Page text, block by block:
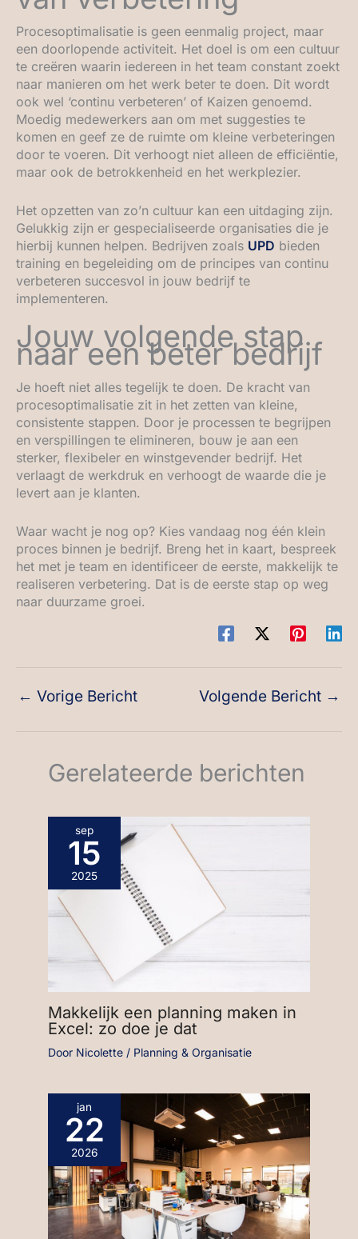
Procesoptimalisatie is geen eenmalig project, maar
een doorlopende activiteit. Het doel is om een cultuur
te creëren waarin iedereen in het team constant zoekt
naar manieren om het werk beter te doen. Dit wordt
ook wel ‘continu verbeteren’ of Kaizen genoemd.
Moedig medewerkers aan om met suggesties te
komen en geef ze de ruimte om kleine verbeteringen
door te voeren. Dit verhoogt niet alleen de efficiëntie,
maar ook de betrokkenheid en het werkplezier.
Het opzetten van zo’n cultuur kan een uitdaging zijn.
Gelukkig zijn er gespecialiseerde organisaties die je
hierbij kunnen helpen. Bedrijven zoals UPD bieden
training en begeleiding om de principes van continu
verbeteren succesvol in jouw bedrijf te
implementeren.
Jouw volgende stap
naar een beter bedrijf
Je hoeft niet alles tegelijk te doen. De kracht van
procesoptimalisatie zit in het zetten van kleine,
consistente stappen. Door je processen te begrijpen
en verspillingen te elimineren, bouw je aan een
sterker, flexibeler en winstgevender bedrijf. Het
verlaagt de werkdruk en verhoogt de waarde die je
levert aan je klanten.
Waar wacht je nog op? Kies vandaag nog één klein
proces binnen je bedrijf. Breng het in kaart, bespreek
het met je team en identificeer de eerste, makkelijk te
realiseren verbetering. Dat is de eerste stap op weg
naar duurzame groei.
← Vorige Bericht Volgende Bericht →
Gerelateerde berichten
sep
15
2025
Makkelijk een planning maken in
Excel: zo doe je dat
Door Nicolette / Planning & Organisatie
jan
22
2026